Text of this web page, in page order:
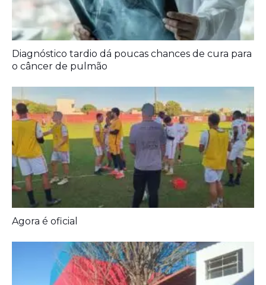
Diagnóstico tardio dá poucas chances de cura para
o câncer de pulmão
Agora é oficial